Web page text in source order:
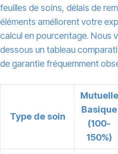
feuilles de soins, délais de
éléments améliorent votre
calcul en pourcentage. Nous
dessous un tableau
de garantie fréquemment
Type de soin
Mutuelle
Basique
(100-
150%)